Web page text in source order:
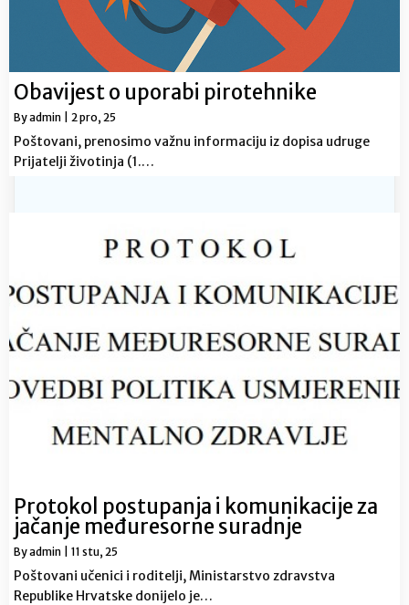
Obavijest o uporabi pirotehnike
Byadmin 2pro, 25
Poštovani, prenosimo važnu informaciju iz dopisa udruge
Prijatelji životinja (1.…
Protokol postupanja i komunikacije za
jačanje međuresorne suradnje
Byadmin 11 stu, 25
Poštovani učenici i roditelji, Ministarstvo zdravstva
Republike Hrvatske donijelo je…